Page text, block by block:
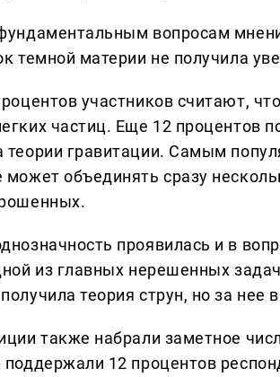
вопросам
темной материи не получила
участников считают,
частиц. Еще 12 процентов
теории гравитации. Самым
может объединять сразу
проявилась и в
из главных нерешенных
теория струн, но за
также набрали заметное
поддержали 12 процентов